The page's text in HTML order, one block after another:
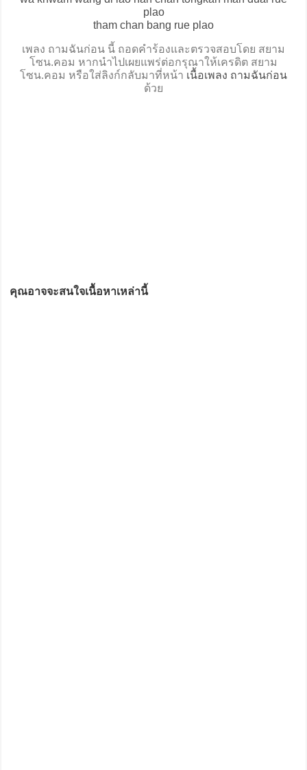
plao
tham chan bang rue plao
เพลง ถามฉันก่อน นี้ ถอดคำร้องและตรวจสอบโดย สยาม
โซน.คอม หากนำไปเผยแพร่ต่อกรุณาให้เครดิต สยาม
โซน.คอม หรือใส่ลิงก์กลับมาที่หน้า เนื้อเพลง ถามฉันก่อน
ด้วย
คุณอาจจะสนใจเนื้อหาเหล่านี้